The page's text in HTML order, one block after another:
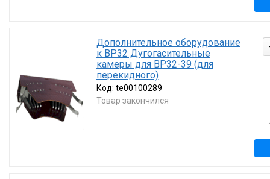
Дополнительное оборудование
к ВР32 Дугогасительные
камеры для ВР32-39 (для
перекидного)
Код: te00100289
Товар закончился